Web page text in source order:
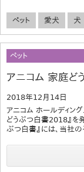
ペット 愛犬 犬
ペット
アニコム 家庭
2018年12月14日
アニコム ホールディン
どうぶつ白書2018』を
ぶつ白書』には、当社